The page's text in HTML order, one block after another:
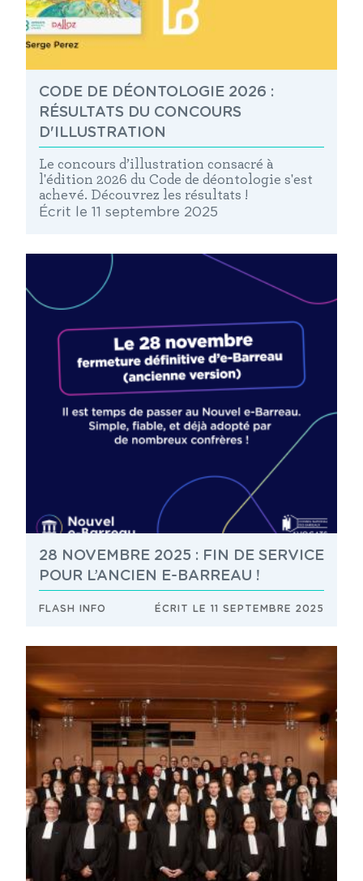
CODE DE DÉONTOLOGIE 2026 :
RÉSULTATS DU CONCOURS
D'ILLUSTRATION
Le concours d’illustration consacré à
l'édition 2026 du Code de déontologie s'est
achevé. Découvrez les résultats !
Écrit le 11 septembre 2025
28 NOVEMBRE 2025 : FIN DE SERVICE
POUR L’ANCIEN E-BARREAU !
FLASH INFO ÉCRIT LE 11 SEPTEMBRE 2025